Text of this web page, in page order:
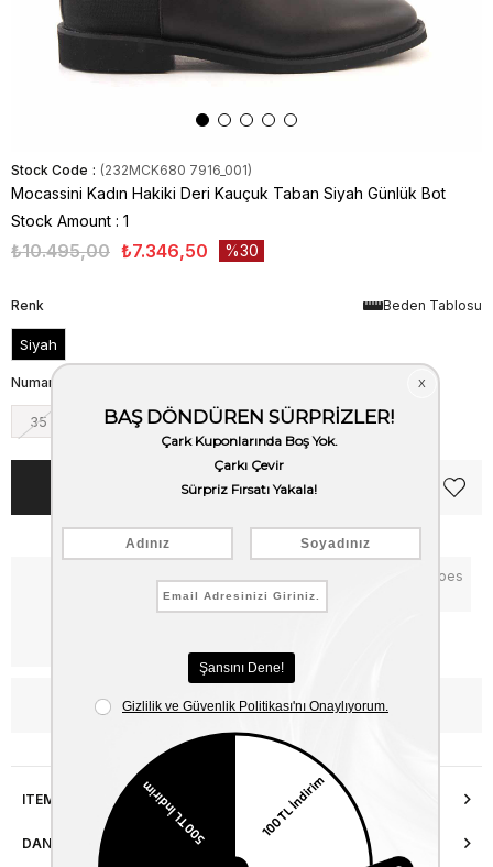
Stock Code (232MCK680 7916_001)
Mocassini Kadın Hakiki Deri Kauçuk Taban Siyah Günlük Bot
Stock Amount : 1
₺10.495,00 ₺7.346,50 30
Beden Tablosu
Renk
Siyah
Numara
35 36 37 38 39 40
Critical Stock
Notify me when the price goes
down
WhatsApp’tan Bilgi Al
ITEM FEATURES
DANIŞMA HATTI